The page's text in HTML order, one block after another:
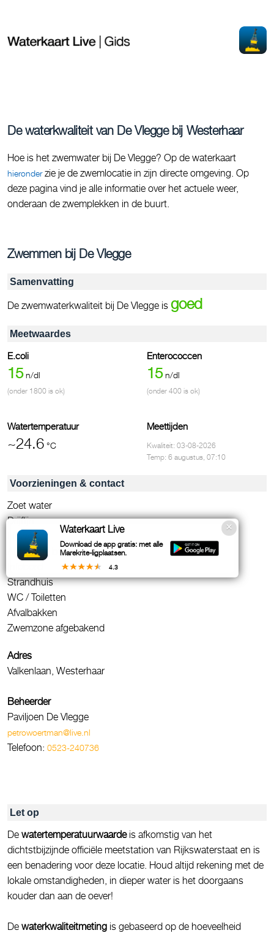
De waterkwaliteit van De Vlegge bij Westerhaar
Hoe is het zwemwater bij De Vlegge? Op de waterkaart
hieronderzie je de zwemlocatie in zijn directe omgeving. Op
deze pagina vind je alle informatie over het actuele weer,
onderaan de zwemplekken in de buurt.
Zwemmen bij De Vlegge
Samenvatting
De zwemwaterkwaliteit bij De Vlegge is goed
Meetwaardes
E.coli
15 n/dl
(onder 1800 is ok)
Enterococcen
15 n/dl
(onder 400 is ok)
Watertemperatuur
~24.6 °C
Meettijden
Kwaliteit: 03-08-2026
Temp: 6 augustus, 07:10
Voorzieningen & contact
Zoet water
Drijflijn
Ligweide
Aflopende bodem
Strandhuis
WC / Toiletten
Afvalbakken
Zwemzone afgebakend
Adres
Valkenlaan, Westerhaar
Beheerder
Paviljoen De Vlegge
petrowoertman@live.nl
Telefoon: 0523-240736
Let op
De watertemperatuurwaardeis afkomstig van het
dichtstbijzijnde officiële meetstation van Rijkswaterstaat en is
een benadering voor deze locatie. Houd altijd rekening met de
lokale omstandigheden, in dieper water is het doorgaans
kouder dan aan de oever!
De waterkwaliteitmeting is gebaseerd op de hoeveelheid
Waterkaart Live
Download de app gratis: met alle
Marekrite-ligplaatsen.
4.3